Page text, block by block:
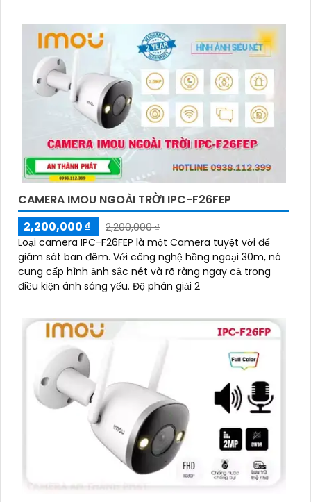
CAMERA IMOU NGOÀI TRỜI IPC-F26FEP
2,200,000 ₫
2,200,000 ₫
Loại camera IPC-F26FEP là một Camera tuyệt vời để
giám sát ban đêm. Với công nghệ hồng ngoại 30m, nó
cung cấp hình ảnh sắc nét và rõ ràng ngay cả trong
điều kiện ánh sáng yếu. Độ phân giải 2